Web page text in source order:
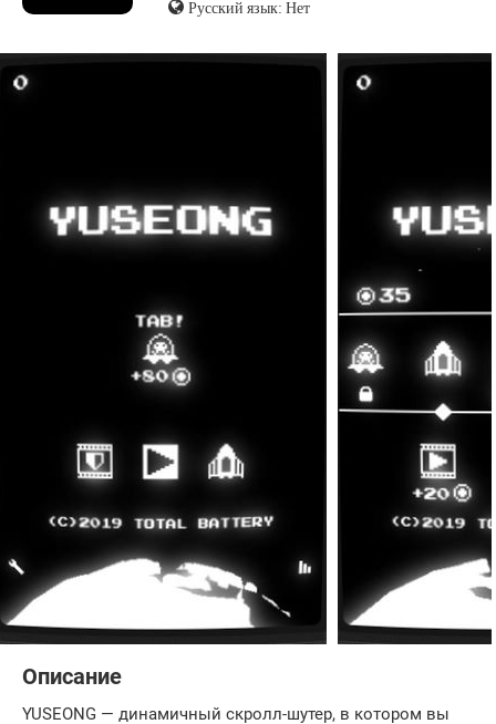
Русский язык: Нет
Описание
YUSEONG — динамичный скролл-шутер, в котором вы